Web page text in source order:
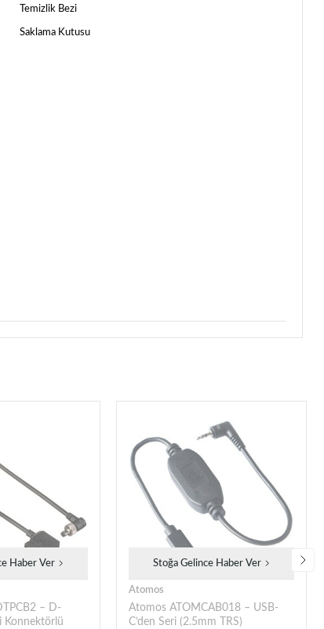
Temizlik Bezi
Saklama Kutusu
Haber Ver
– D-
Konnektörlü
Stoğa Gelince Haber Ver
Atomos
Atomos ATOMCAB018 – USB-
C’den Seri (2.5mm TRS)